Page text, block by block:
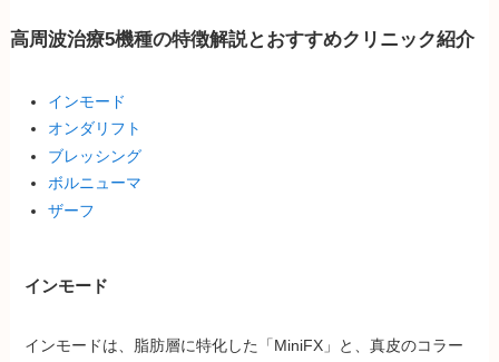
高周波治療5機種の特徴解説とおすすめクリニック紹介
インモード
オンダリフト
ブレッシング
ボルニューマ
ザーフ
インモード
インモードは、脂肪層に特化した「MiniFX」と、真皮のコラー